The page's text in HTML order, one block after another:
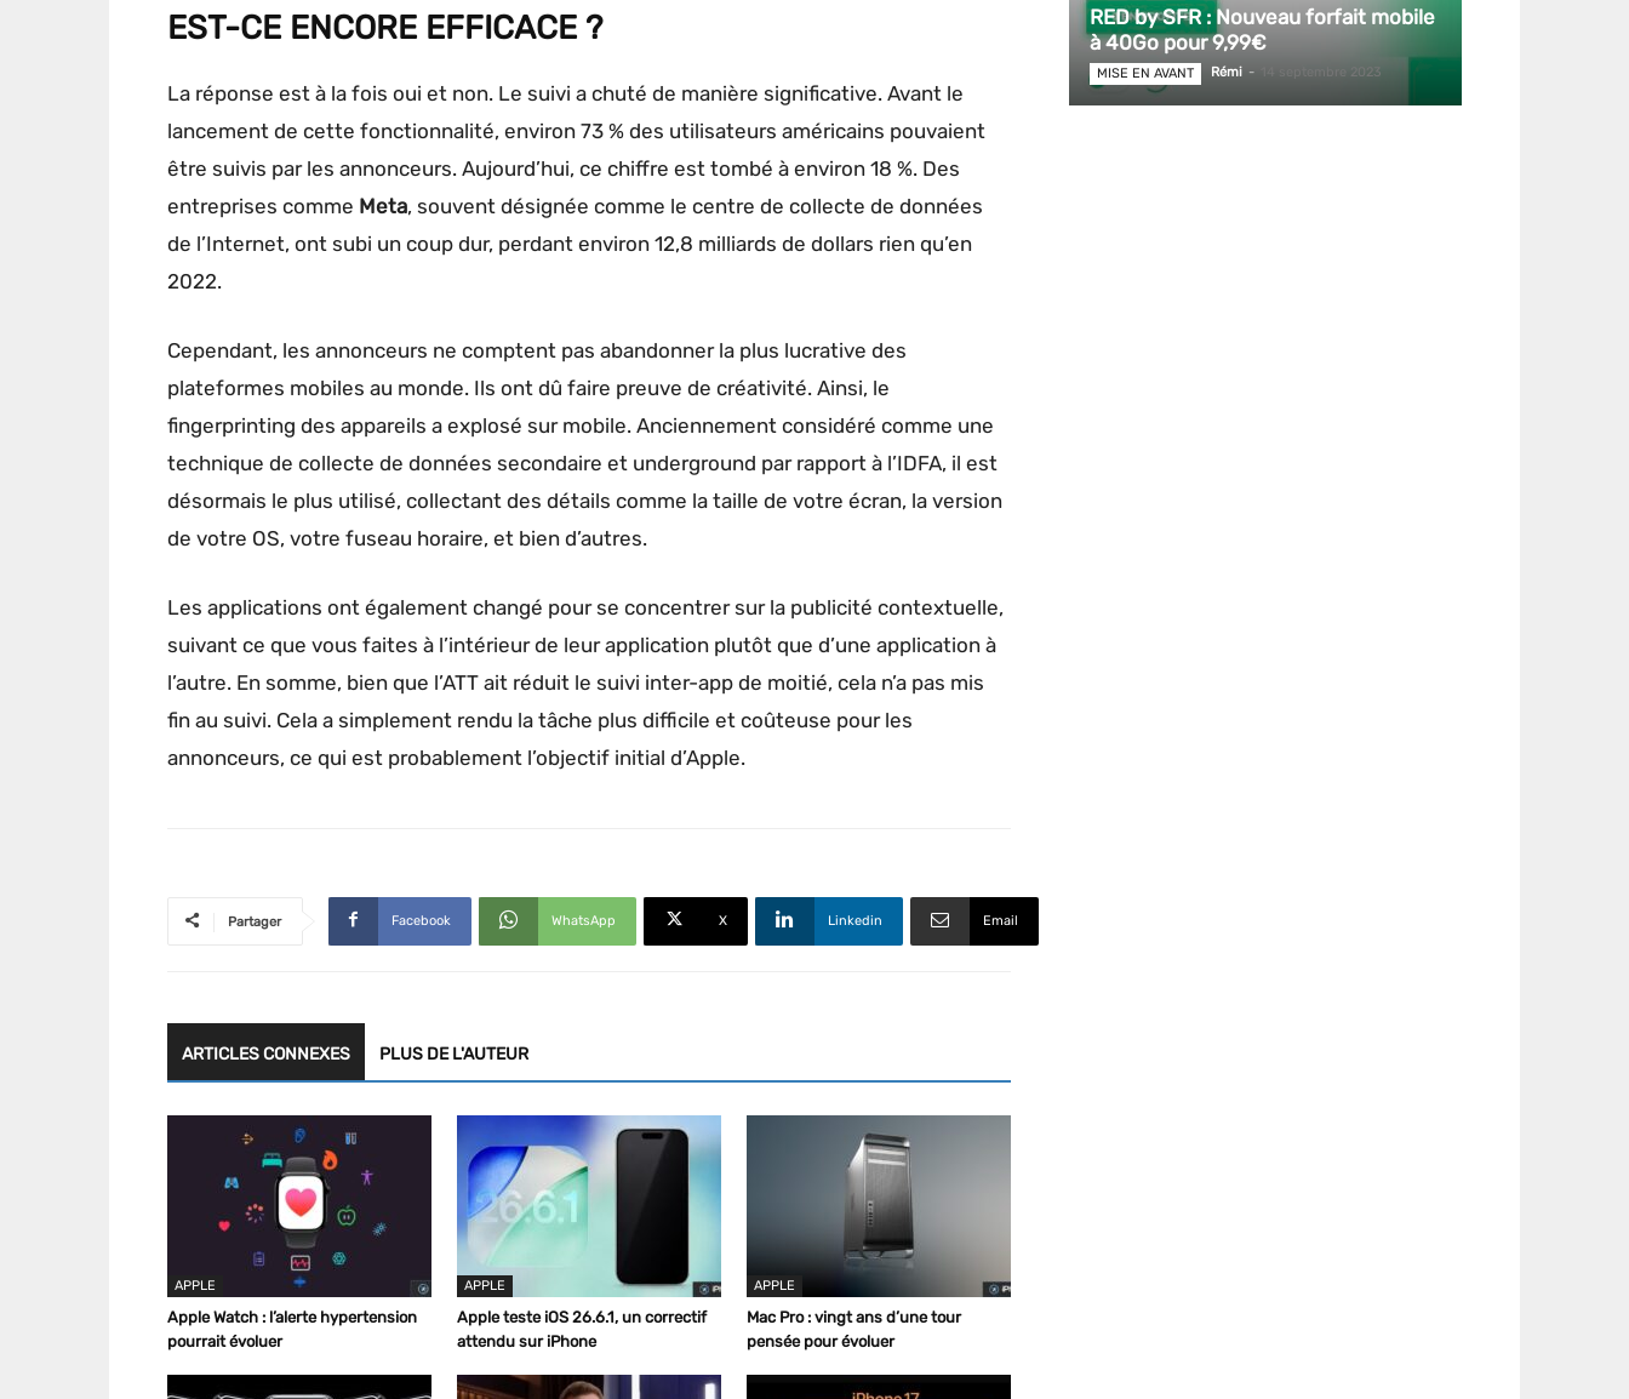
EST-CE ENCORE EFFICACE ?
La réponse est à la fois oui et non. Le suivi a chuté de manière significative. Avant le
lancement de cette fonctionnalité, environ 73 % des utilisateurs américains pouvaient
être suivis par les annonceurs. Aujourd’hui, ce chiffre est tombé à environ 18 %. Des
entreprises comme Meta, souvent désignée comme le centre de collecte de données
de l’Internet, ont subi un coup dur, perdant environ 12,8 milliards de dollars rien qu’en
2022.
Cependant, les annonceurs ne comptent pas abandonner la plus lucrative des
plateformes mobiles au monde. Ils ont dû faire preuve de créativité. Ainsi, le
fingerprinting des appareils a explosé sur mobile. Anciennement considéré comme une
technique de collecte de données secondaire et underground par rapport à l’IDFA, il est
désormais le plus utilisé, collectant des détails comme la taille de votre écran, la version
de votre OS, votre fuseau horaire, et bien d’autres.
Les applications ont également changé pour se concentrer sur la publicité contextuelle,
suivant ce que vous faites à l’intérieur de leur application plutôt que d’une application à
l’autre. En somme, bien que l’ATT ait réduit le suivi inter-app de moitié, cela n’a pas mis
fin au suivi. Cela a simplement rendu la tâche plus difficile et coûteuse pour les
annonceurs, ce qui est probablement l’objectif initial d’Apple.
Partager Facebook WhatsApp X Linkedin Email
ARTICLES CONNEXES PLUS DE L'AUTEUR
APPLE
Apple Watch : l’alerte hypertension
pourrait évoluer
APPLE
Apple teste iOS 26.6.1, un correctif
attendu sur iPhone
APPLE
Mac Pro : vingt ans d’une tour
pensée pour évoluer
RED by SFR : Nouveau forfait mobile
à 40Go pour 9,99€
MISE EN AVANT Rémi - 14 septembre 2023